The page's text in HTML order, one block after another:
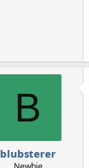
B
blubsterer